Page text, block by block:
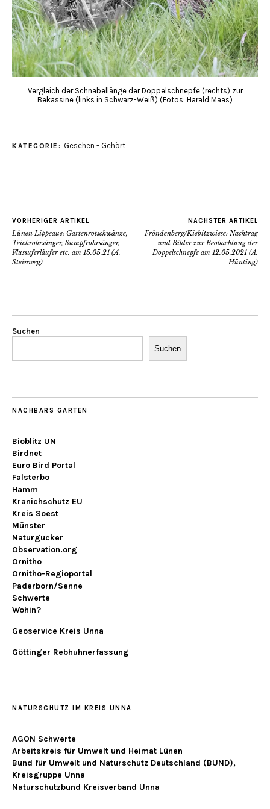
Vergleich der Schnabellänge der Doppelschnepfe (rechts) zur
Bekassine (links in Schwarz-Weiß) (Fotos: Harald Maas)
KATEGORIE: Gesehen - Gehört
VORHERIGER ARTIKEL
Lünen Lippeaue: Gartenrotschwänze,
Teichrohrsänger, Sumpfrohrsänger,
Flussuferläufer etc. am 15.05.21 (A.
Steinweg)
NÄCHSTER ARTIKEL
Fröndenberg/Kiebitzwiese: Nachtrag
und Bilder zur Beobachtung der
Doppelschnepfe am 12.05.2021 (A.
Hünting)
Suchen
Suchen
NACHBARS GARTEN
Bioblitz UN
Birdnet
Euro Bird Portal
Falsterbo
Hamm
Kranichschutz EU
Kreis Soest
Münster
Naturgucker
Observation.org
Ornitho
Ornitho-Regioportal
Paderborn/Senne
Schwerte
Wohin?
Geoservice Kreis Unna
Göttinger Rebhuhnerfassung
NATURSCHUTZ IM KREIS UNNA
AGON Schwerte
Arbeitskreis für Umwelt und Heimat Lünen
Bund für Umwelt und Naturschutz Deutschland (BUND),
Kreisgruppe Unna
Naturschutzbund Kreisverband Unna